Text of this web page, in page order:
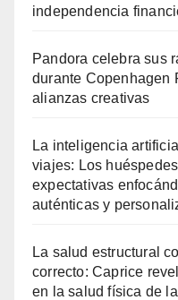
independencia
Pandora celebra sus
durante Copenhagen
alianzas creativas
La inteligencia
viajes: Los
expectativas
auténticas y
La salud estructural
correcto: Caprice
en la salud física de